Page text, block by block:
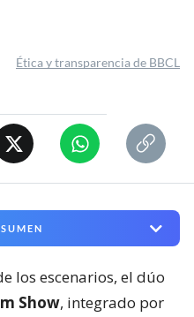
Ética y transparencia de BBCL
los escenarios, el dúo
Show, integrado por